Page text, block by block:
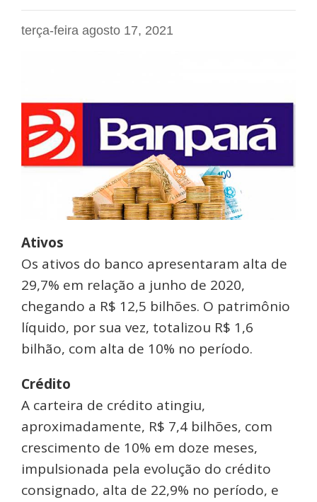
terça-feira agosto 17, 2021
Ativos
Os ativos do banco apresentaram alta de
29,7% em relação a junho de 2020,
chegando a R$ 12,5 bilhões. O patrimônio
líquido, por sua vez, totalizou R$ 1,6
bilhão, com alta de 10% no período.
Crédito
A carteira de crédito atingiu,
aproximadamente, R$ 7,4 bilhões, com
crescimento de 10% em doze meses,
impulsionada pela evolução do crédito
consignado, alta de 22,9% no período, e